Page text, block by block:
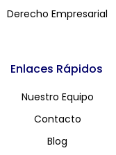
Derecho Empresarial
Enlaces Rápidos
Nuestro Equipo
Contacto
Blog